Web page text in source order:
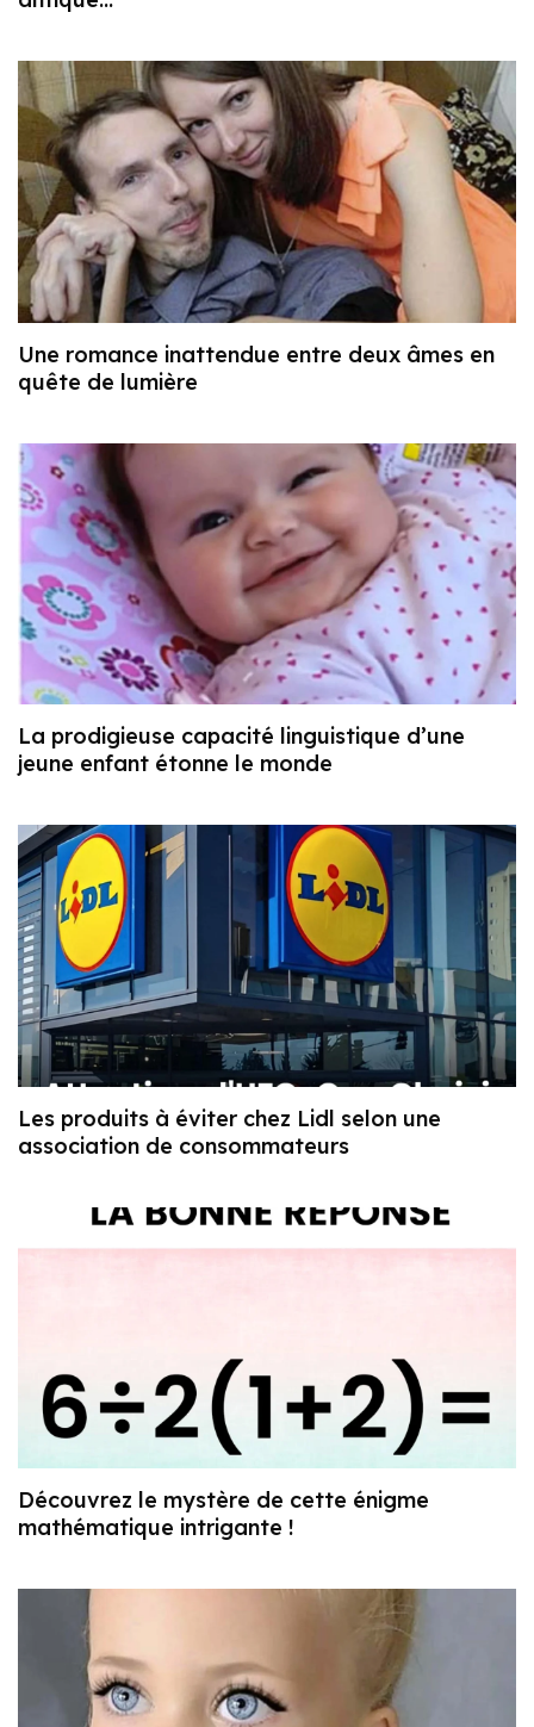
Une romance inattendue entre deux âmes en
quête de lumière
La prodigieuse capacité linguistique d’une
jeune enfant étonne le monde
Les produits à éviter chez Lidl selon une
association de consommateurs
Découvrez le mystère de cette énigme
mathématique intrigante !